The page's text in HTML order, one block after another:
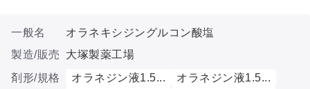
一般名
オラネキシジングルコン酸塩
製造/販売
大塚製薬工場
剤形/規格
オラネジン液1.5...
オラネジン液1.5...